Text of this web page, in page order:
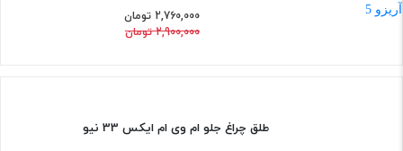
2,760,000 تومان
2,900,000 تومان
طلق چراغ جلو ام وی ام ایکس 33 نیو